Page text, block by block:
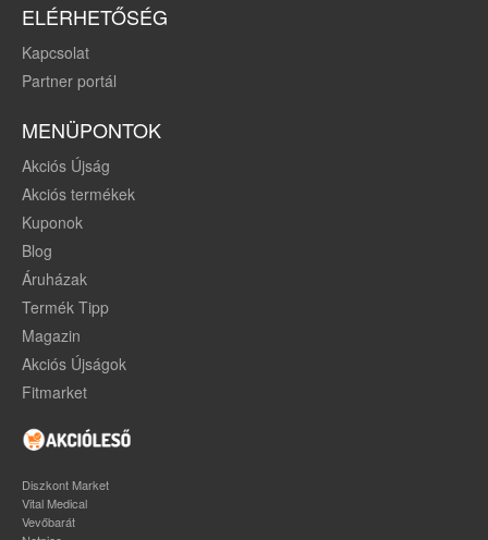
ELÉRHETŐSÉG
Kapcsolat
Partner portál
MENÜPONTOK
Akciós Újság
Akciós termékek
Kuponok
Blog
Áruházak
Termék Tipp
Magazin
Akciós Újságok
Fitmarket
Diszkont Market
Vital Medical
Vevőbarát